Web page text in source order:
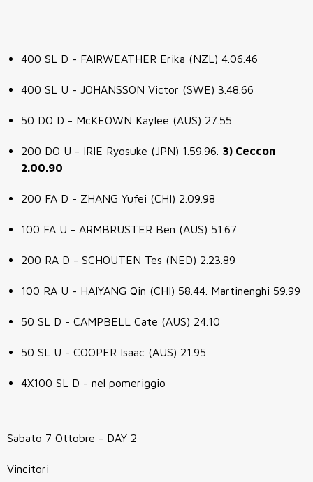
400 SL D - FAIRWEATHER Erika (NZL) 4.06.46
400 SL U - JOHANSSON Victor (SWE) 3.48.66
50 DO D - McKEOWN Kaylee (AUS) 27.55
200 DO U - IRIE Ryosuke (JPN) 1.59.96. 3) Ceccon
2.00.90
200 FA D - ZHANG Yufei (CHI) 2.09.98
100 FA U - ARMBRUSTER Ben (AUS) 51.67
200 RA D - SCHOUTEN Tes (NED) 2.23.89
100 RA U - HAIYANG Qin (CHI) 58.44. Martinenghi 59.99
50 SL D - CAMPBELL Cate (AUS) 24.10
50 SL U - COOPER Isaac (AUS) 21.95
4X100 SL D - nel pomeriggio
Sabato 7 Ottobre - DAY 2
Vincitori